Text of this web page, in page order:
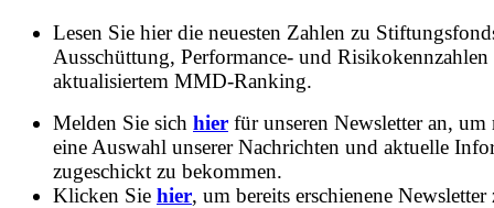
Lesen Sie hier die neuesten Zahlen zu
Ausschüttung, Performance- und
aktualisiertem MMD-Ranking.
Melden Sie sich hier für unseren Newsletter an, um
eine Auswahl unserer Nachrichten und aktuelle
zugeschickt zu bekommen.
Klicken Sie hier, um bereits erschienene Newsletter